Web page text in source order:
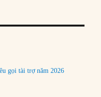
gọi tài trợ năm 2026